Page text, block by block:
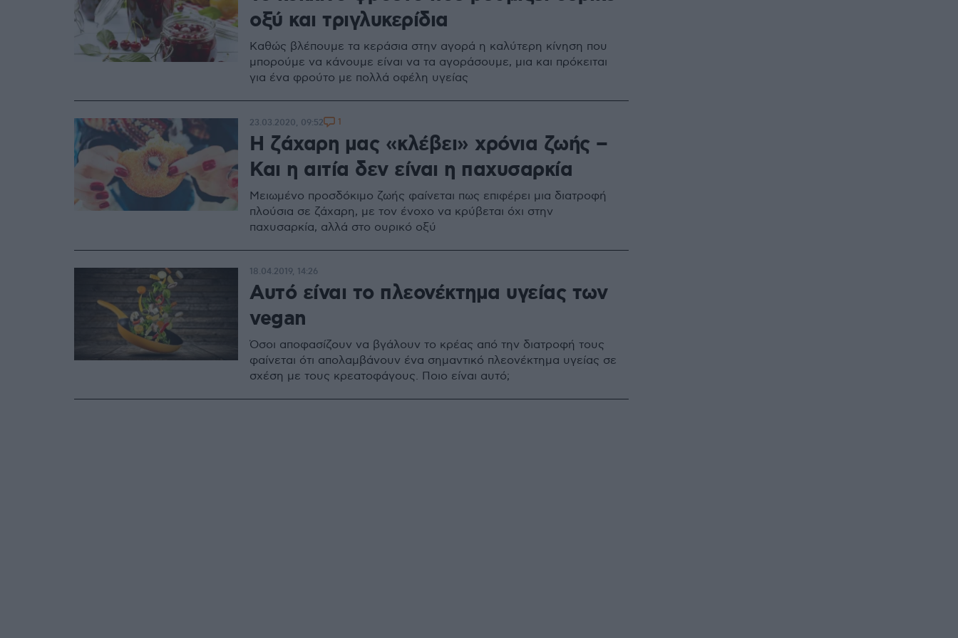
οξύ και τριγλυκερίδια
Καθώς βλέπουμε τα κεράσια στην αγορά η καλύτερη κίνηση που
μπορούμε να κάνουμε είναι να τα αγοράσουμε, μια και πρόκειται
για ένα φρούτο με πολλά οφέλη υγείας
Η ζάχαρη μας «κλέβει» χρόνια ζωής –
Και η αιτία δεν είναι η παχυσαρκία
Μειωμένο προσδόκιμο ζωής φαίνεται πως επιφέρει μια διατροφή
πλούσια σε ζάχαρη, με τον ένοχο να κρύβεται όχι στην
παχυσαρκία, αλλά στο ουρικό οξύ
23.03.2020, 09:52 1
Αυτό είναι το πλεονέκτημα υγείας των
vegan
Όσοι αποφασίζουν να βγάλουν το κρέας από την διατροφή τους
φαίνεται ότι απολαμβάνουν ένα σημαντικό πλεονέκτημα υγείας σε
σχέση με τους κρεατοφάγους. Ποιο είναι αυτό;
18.04.2019, 14:26